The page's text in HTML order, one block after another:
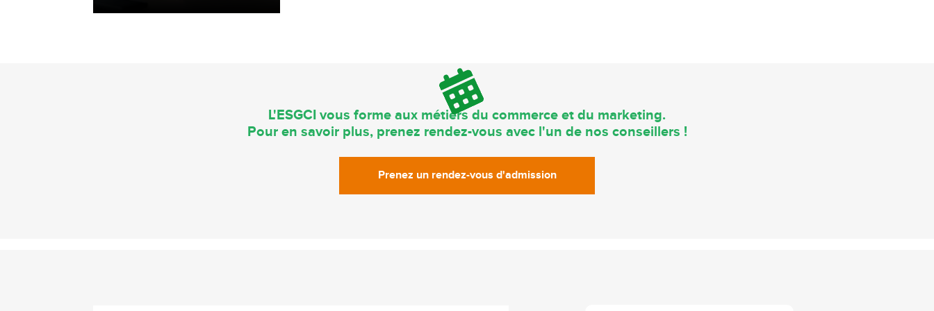
L'ESGCI vous forme aux métiers du commerce et du marketing.
Pour en savoir plus, prenez rendez-vous avec l'un de nos conseillers !
Prenez un rendez-vous d'admission